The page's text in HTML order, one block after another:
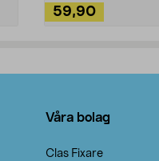
59,90
Våra bolag
Clas Fixare